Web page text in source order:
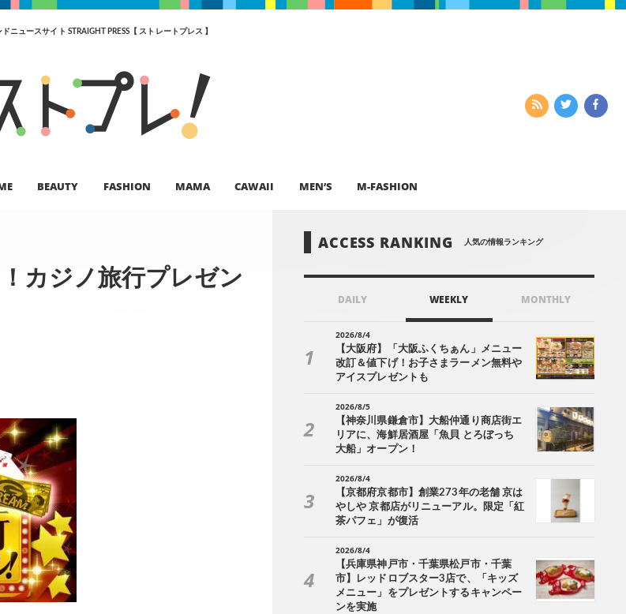
ドニュースサイト STRAIGHT PRESS【 ストレートプレス 】
BEAUTY FASHION MAMA CAWAII MEN’S M-FASHION
カジノ旅行プレゼン
ACCESS RANKING 人気の情報ランキング
DAILY WEEKLY MONTHLY
2026/8/4
【大阪府】「大阪ふくちぁん」メニュー
改訂＆値下げ！お子さまラーメン無料や
アイスプレゼントも
2026/8/5
【神奈川県鎌倉市】大船仲通り商店街エ
リアに、海鮮居酒屋「魚貝 とろぼっち
大船」オープン！
2026/8/4
【京都府京都市】創業273年の老舗 京は
やしや 京都店がリニューアル。限定「紅
茶パフェ」が復活
2026/8/4
【兵庫県神戸市・千葉県松戸市・千葉
市】レッドロブスター3店で、「キッズ
メニュー」をプレゼントするキャンペー
ンを実施